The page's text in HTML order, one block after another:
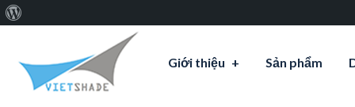
Giới thiệu Sản phẩm
về
WordPress